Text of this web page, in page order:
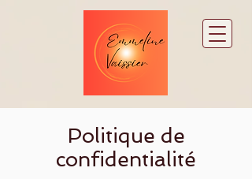
Politique de
confidentialité